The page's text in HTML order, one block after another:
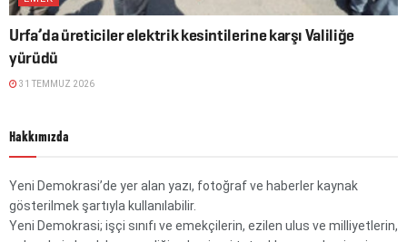
Urfa’da üreticiler elektrik kesintilerine karşı Valiliğe
yürüdü
31 TEMMUZ 2026
Hakkımızda
Yeni Demokrasi’de yer alan yazı, fotoğraf ve haberler kaynak
gösterilmek şartıyla kullanılabilir.
Yeni Demokrasi; işçi sınıfı ve emekçilerin, ezilen ulus ve milliyetlerin,